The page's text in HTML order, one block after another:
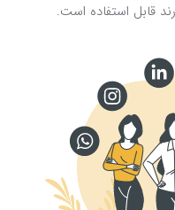
قابل استفاده است.